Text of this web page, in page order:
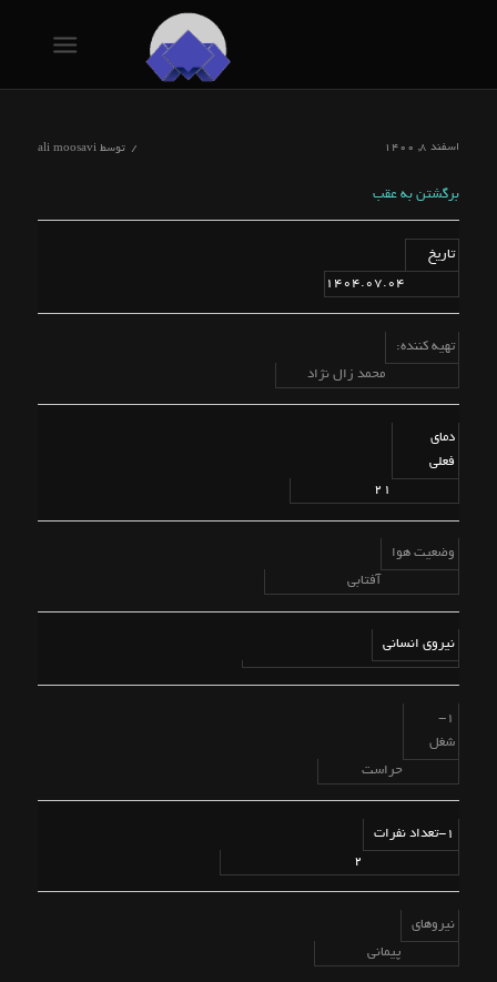
اسفند ۸, ۱۴۰۰ / توسطali moosavi
برگشتن به عقب
تاریخ
1404.07.04
تهیه کننده:
محمد زال نژاد
دمای
فعلی
21
وضعیت هوا
آفتابی
نیروی انسانی
1-
شغل
حراست
1-تعداد نفرات
2
نیروهای
پیمانی